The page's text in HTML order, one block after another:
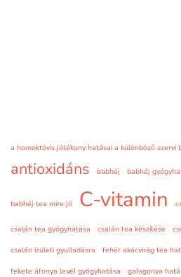
a homoktövis jótékony hatásai a különböző szervi
antioxidáns babhéj babhéj
babhéj tea mire jó C-vitamin
csalán tea gyógyhatása csalán tea készítése
csalán ízületi gyulladásra
fehér akácvirág tea
fekete áfonya levél gyógyhatása
galagonya